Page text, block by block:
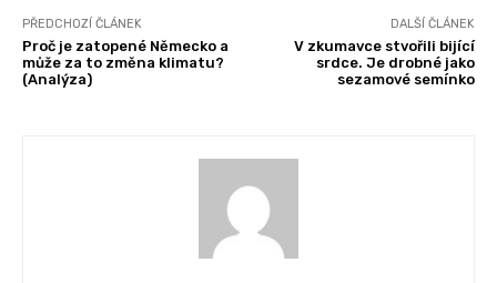
PŘEDCHOZÍ ČLÁNEK
Proč je zatopené Německo a
může za to změna klimatu?
(Analýza)
DALŠÍ ČLÁNEK
V zkumavce stvořili bijící
srdce. Je drobné jako
sezamové semínko